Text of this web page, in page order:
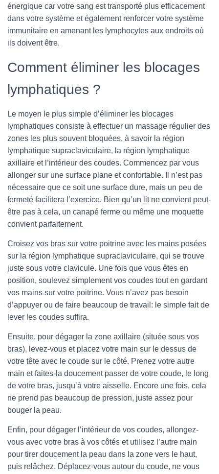
énergique car votre sang est transporté plus efficacement
dans votre système et également renforcer votre système
immunitaire en amenant les lymphocytes aux endroits où
ils doivent être.
Comment éliminer les blocages
lymphatiques ?
Le moyen le plus simple d’éliminer les blocages
lymphatiques consiste à effectuer un massage régulier des
zones les plus souvent bloquées, à savoir la région
lymphatique supraclaviculaire, la région lymphatique
axillaire et l’intérieur des coudes. Commencez par vous
allonger sur une surface plane et confortable. Il n’est pas
nécessaire que ce soit une surface dure, mais un peu de
fermeté facilitera l’exercice. Bien qu’un lit ne convient peut-
être pas à cela, un canapé ferme ou même une moquette
convient parfaitement.
Croisez vos bras sur votre poitrine avec les mains posées
sur la région lymphatique supraclaviculaire, qui se trouve
juste sous votre clavicule. Une fois que vous êtes en
position, soulevez simplement vos coudes tout en gardant
vos mains sur votre poitrine. Vous n’avez pas besoin
d’appuyer ou de faire beaucoup de travail: le simple fait de
lever les coudes suffira.
Ensuite, pour dégager la zone axillaire (située sous vos
bras), levez-vous et placez votre main sur le dessus de
votre tête avec le coude sur le côté. Prenez votre autre
main et faites-la doucement passer de votre coude, le long
de votre bras, jusqu’à votre aisselle. Encore une fois, cela
ne prend pas beaucoup de pression, juste assez pour
bouger la peau.
Enfin, pour dégager l’intérieur de vos coudes, allongez-
vous avec votre bras à vos côtés et utilisez l’autre main
pour tirer doucement la peau dans la zone vers le haut,
puis relâchez. Déplacez-vous autour du coude, ne vous